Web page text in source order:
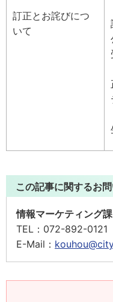
訂正とお詫びにつ
いて
この記事に関するお
情報マーケティング
TEL： 072-892-0121
E-Mail：